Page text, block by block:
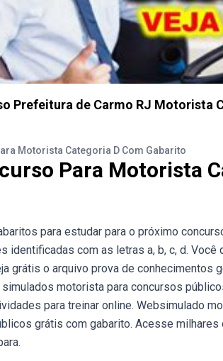
Prefeitura de Carmo RJ Motorista
Motorista Categoria D Com Gabarito
Para Motorista
para estudar para o próximo
identificadas com as letras a, b, c, d.
grátis o arquivo prova de conhecimentos
motorista para concursos
para treinar online. Websimulado
grátis com gabarito. Acesse